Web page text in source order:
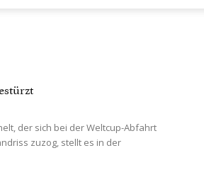
der sich bei der Weltcup-Abfahrt
zuzog, stellt es in der